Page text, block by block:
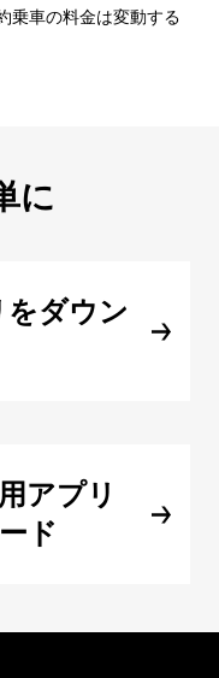
乗車の料金は変動する
に
をダウン
アプリ
ド